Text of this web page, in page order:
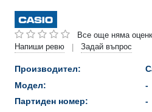
Все още няма
Напиши ревю
| Задай въпрос
Производител:
Модел:
-
Партиден номер:
-